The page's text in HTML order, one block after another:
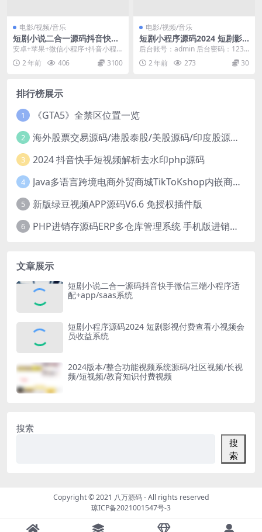
电影/视频/音乐
短剧小说二合一源码抖音快手
微信三端小程序适配+app/sa
as系统
安卓+苹果+微信小程序+抖音小程
序+快手小程序+h5+公众号多端适
配 直接运营版...
2 年前 406 3100
电影/视频/音乐
短剧小程序源码2024 短剧影
视付费查看小视频会员收益系
统
后台账号：admin 后台密码：1234
56 功能介绍： 1，内容展现（短剧
视频...2 年前 273 30
排行榜展示
1 《GTA5》全禁区位置一览
2 海外股票交易源码/港股泰股/美股源码/印度股源码/马拉西亚股票源码/国际股票配资
3 2024 抖音快手短视频解析去水印php源码
4 Java多语言跨境电商外贸商城TikToKshop内嵌商城I商家入驻I一键铺
5 新版绿豆视频APP源码V6.6 免授权插件版
6 PHP进销存源码ERP多仓库管理系统 手机版进销存 php网络版进销存小程序
文章展示
短剧小说二合一源码抖音快手微信三端小程序适
配+app/saas系统
短剧小程序源码2024 短剧影视付费查看小视频会
员收益系统
2024版本/整合功能视频系统源码/社区视频/长视
频/短视频/教育知识付费视频
搜索
搜
索
Copyright © 2021 八万源码- All rights reserved
琼ICP备2021001547号-3